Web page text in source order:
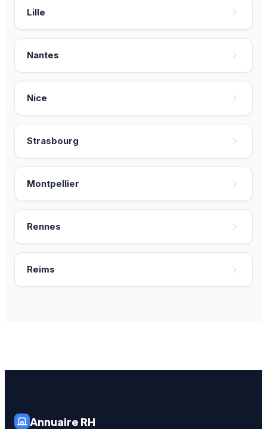
Lille
Nantes
Nice
Strasbourg
Montpellier
Rennes
Reims
Annuaire RH